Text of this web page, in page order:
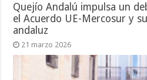
Quejío Andalú impulsa un
el Acuerdo UE-Mercosur y
andaluz
21 marzo 2026